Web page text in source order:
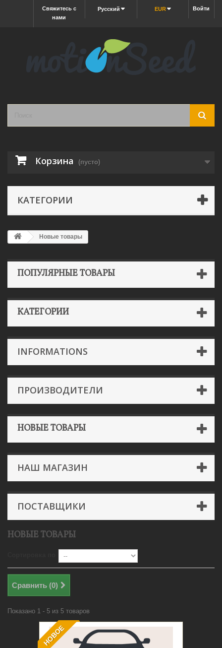
Войти
EUR
Русский
Свяжитесь с
нами
Корзина (пусто)
КАТЕГОРИИ
Новые товары
ПОПУЛЯРНЫЕ ТОВАРЫ
КАТЕГОРИИ
INFORMATIONS
ПРОИЗВОДИТЕЛИ
НОВЫЕ ТОВАРЫ
НАШ МАГАЗИН
ПОСТАВЩИКИ
НОВЫЕ ТОВАРЫ
Сравнить (0)
Показано 1 - 5 из 5 товаров
НОВОЕ